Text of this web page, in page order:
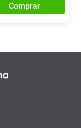
Comprar